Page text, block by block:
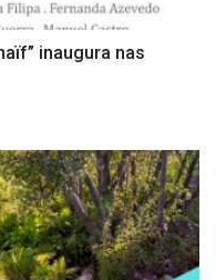
inaugura nas